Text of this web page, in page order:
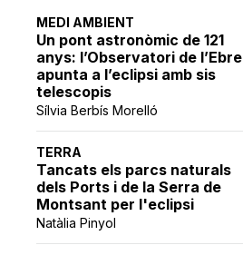
MEDI AMBIENT
Un pont astronòmic de 121
anys: l’Observatori de l’Ebre
apunta a l’eclipsi amb sis
telescopis
Sílvia Berbís Morelló
TERRA
Tancats els parcs naturals
dels Ports i de la Serra de
Montsant per l'eclipsi
Natàlia Pinyol